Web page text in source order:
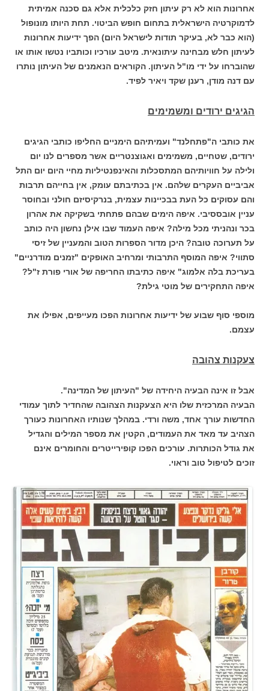
אחרונות הוא לא רק עיתון חזק כלכלית אלא גם סכנה אמיתית
לדמוקרטיה הישראלית בתחום חופש הביטוי. תחת היותו מונופול
(הוא כבר לא, בעיקר תודות לישראל היום) הפך ידיעות אחרונות
לעיתון חלש מבחינה עיתונאית. מיטב עורכיו וכותביו נטשו אותו או
שהוברחו על ידי מו"ל העיתון. הקוראים הנאמנים של העיתון נותרו
עם דנה מודן, רענן שקד ויאיר לפיד.
הגיגים ירודים ומשמימים
את כותבי ה"פתחלנד" ועמיתיהם הימניים החליפו כותבי הגיגים
ירודים, שטחיים, משמימים ואגוצנטריים אשר מספרים לנו יום
ולילה על חוויותיהם המתסכלות והאינפנטיליות מחיי היום יום התל
אביביים העקרים שלהם. אין בכתיבתם עומק, אין בחייהם תרבות
והם עסוקים כל העת בבכיינות עצמית, בנרקיסיזם חולני ובחוסר
עניין אובססיבי. איפה הימים שבהם פתחתי בשקיקה את אהרון
בכר ונהניתי מכל מילה? איפה העמוד שבו אילן נחשון היה כותב
על תערוכה טובה? היכן מדור הספרות הטוב והמעניין של זיסי
סתווי? איפה המוסף התרבותי ומרחיב האופקים "זמנים מודרניים"
בעריכת בלה אלמוג" איפה כתיבתו החריפה של אורי פורת ז"ל?
איפה התחקירים של מוטי גילת?
מוספי סוף שבוע של ידיעות אחרונות הפכו מעייפים, אפילו את
עצמם.
צעקנות צהובה
אבל זו אינה הבעיה היחידה של "העיתון של המדינה".
הבעיה המרכזית שלו היא הצעקנות הצהובה שהחדיר לתוך עמודי
החדשות עורך אחד, משה ורדי. במהלך שנותיו האחרונות כעורך
הצהיב עד מאד את העמודים, הקטין את מספר המילים והגדיל
את גודל הכותרות. עורכים הפכו קופירייטרים והחומרים אינם
זוכים לטיפול טוב וראוי.